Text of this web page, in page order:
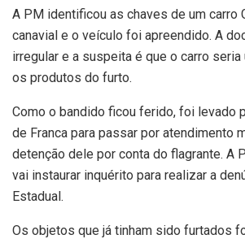
A PM identificou as chaves de um carro
canavial e o veículo foi apreendido. A
irregular e a suspeita é que o carro seria
os produtos do furto.
Como o bandido ficou ferido, foi levado
de Franca para passar por atendimento
detenção dele por conta do flagrante. A
vai instaurar inquérito para realizar a
Estadual.
Os objetos que já tinham sido furtados